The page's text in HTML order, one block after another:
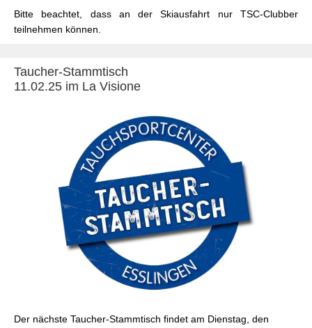
Bitte beachtet, dass an der Skiausfahrt nur TSC-Clubber
teilnehmen können.
Taucher-Stammtisch
11.02.25 im La Visione
Der nächste Taucher-Stammtisch findet am Dienstag, den